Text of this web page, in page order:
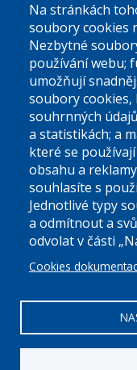
El. podatelna
Úřední dny:
Po a St:
Úřední
00063894
Na stránkách
soubory cookies
Nezbytné
používání webu;
umožňují
soubory
souhrnných
a statistikách; a
které se
obsahu a
souhlasíte s
Jednotlivé typy
a odmítnout a
odvolat v části
Cookies